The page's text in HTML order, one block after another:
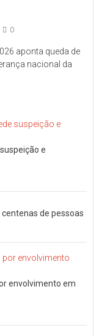
0
aponta queda de
nacional da
e
de pessoas
envolvimento em